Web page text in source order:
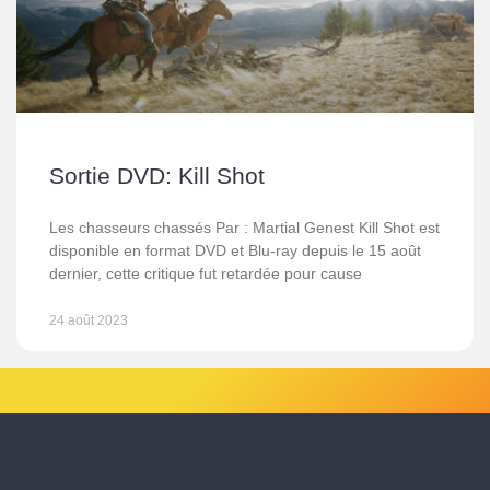
Sortie DVD: Kill Shot
Les chasseurs chassés Par : Martial Genest Kill Shot est
disponible en format DVD et Blu-ray depuis le 15 août
dernier, cette critique fut retardée pour cause
24 août 2023